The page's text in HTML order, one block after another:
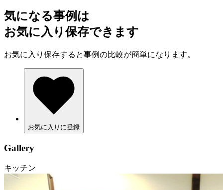
気になる事例は
お気に入り保存できます
お気に入り保存すると事例の比較が簡単になります。
お気に入りに登録
Gallery
キッチン